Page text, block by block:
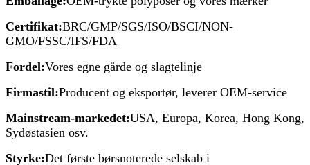
Certifikat:BRC/GMP/SGS/ISO/BSCI/NON-
GMO/FSSC/IFS/FDA
Fordel:Vores egne gårde og slagtelinje
Firmastil:Producent og eksportør, leverer OEM-service
Mainstream-markedet:USA, Europa, Korea, Hong Kong,
Sydøstasien osv.
Styrke:Det første børsnoterede selskab i